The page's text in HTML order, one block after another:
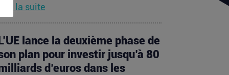
Lire la suite
lance la deuxième phase de
plan pour investir jusqu’à 80
d’euros dans les